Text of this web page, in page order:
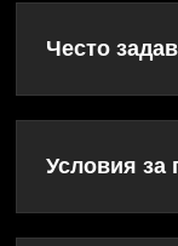
Често
Условия за